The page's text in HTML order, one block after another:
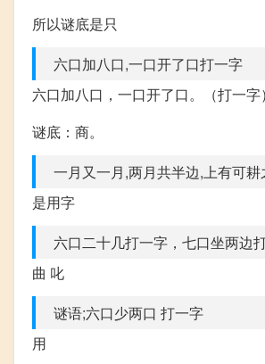
所以谜底是只
六口加八口,一口开了口打一字
六口加八口，一口开了口。（打一字）
谜底：商。
一月又一月,两月共半边,上有可
是用字
六口二十几打一字，七口坐两边
曲 叱
谜语;六口少两口 打一字
用